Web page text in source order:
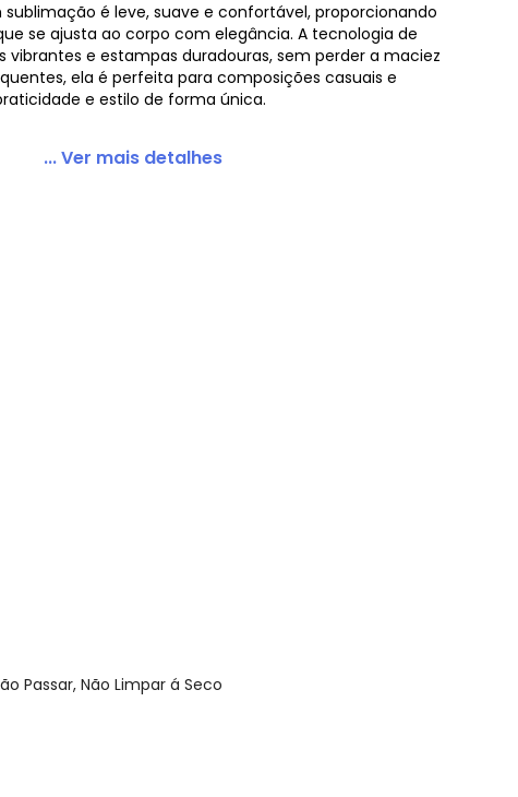
é leve, suave e confortável, proporcionando
se ajusta ao corpo com elegância. A tecnologia de
vibrantes e estampas duradouras, sem perder a maciez
ela é perfeita para composições casuais e
e estilo de forma única.
... Ver mais detalhes
Passar, Não Limpar á Seco